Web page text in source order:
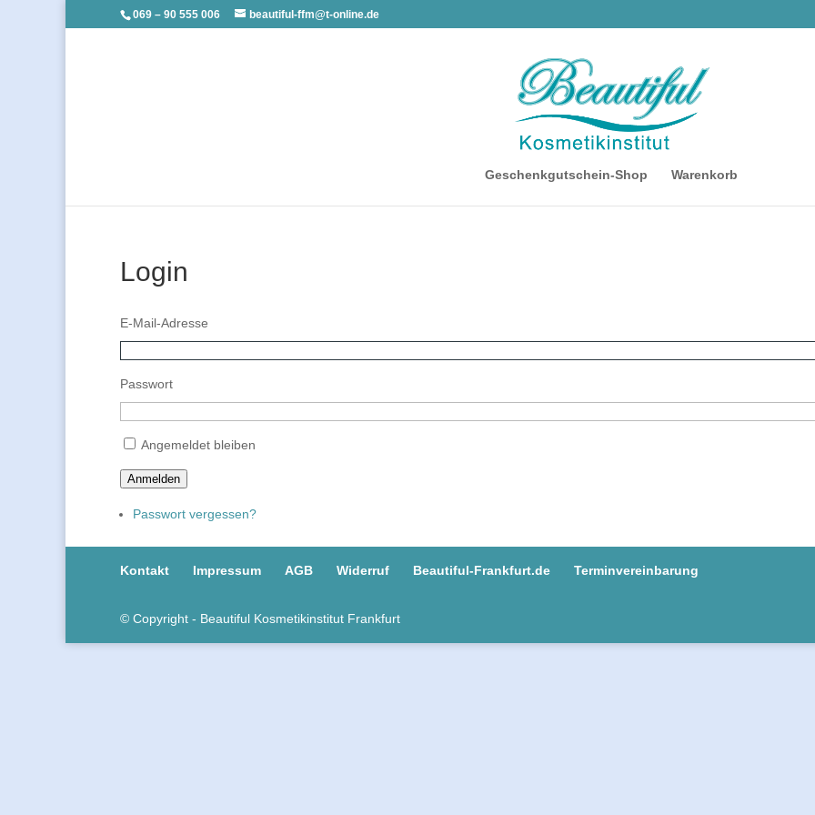
069 – 90 555 006 beautiful-ffm@t-online.de
Geschenkgutschein-Shop Warenkorb
Login
E-Mail-Adresse
Passwort
Angemeldet bleiben
Anmelden
Passwort vergessen?
Kontakt Impressum AGB Widerruf Beautiful-Frankfurt.de Terminvereinbarung
© Copyright - Beautiful Kosmetikinstitut Frankfurt